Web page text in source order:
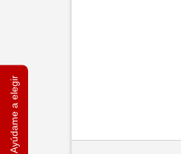
Ayúdame a elegir